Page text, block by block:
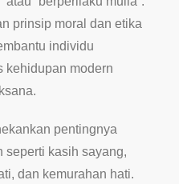
prinsip moral dan etika
individu
kehidupan modern
pentingnya
seperti kasih sayang,
dan kemurahan hati.